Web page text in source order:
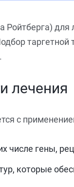
лечения
с
числе гены,
которые